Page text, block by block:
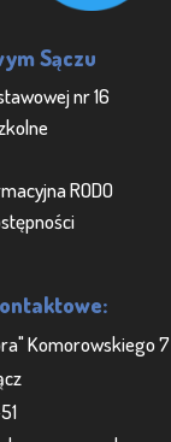
Sączu
nr 16
RODO
Komorowskiego 7